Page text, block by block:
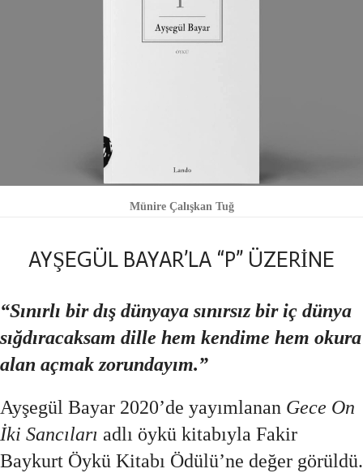
Münire Çalışkan Tuğ
AYŞEGÜL BAYAR’LA “P” ÜZERİNE
“Sınırlı bir dış dünyaya sınırsız bir iç dünya
sığdıracaksam dille hem kendime hem okura
alan açmak zorundayım.”
Ayşegül Bayar 2020’de yayımlanan Gece On
İki Sancıları adlı öykü kitabıyla Fakir
Baykurt Öykü Kitabı Ödülü’ne değer görüldü.